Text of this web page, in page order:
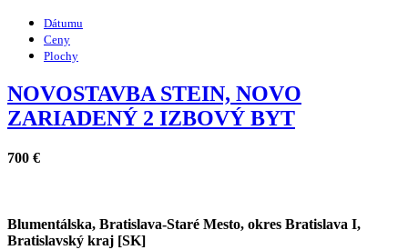
Dátumu
Ceny
Plochy
NOVOSTAVBA STEIN, NOVO
ZARIADENÝ 2 IZBOVÝ BYT
700 €
Blumentálska, Bratislava-Staré Mesto, okres Bratislava I,
Bratislavský kraj [SK]